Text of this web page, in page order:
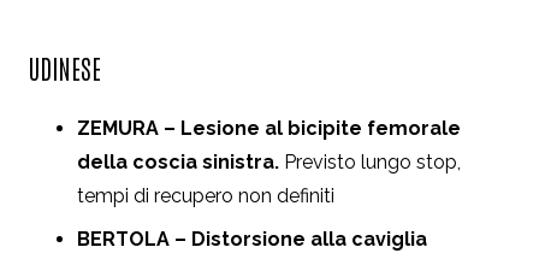
UDINESE
ZEMURA – Lesione al bicipite femorale
della coscia sinistra. Previsto lungo stop,
tempi di recupero non definiti
BERTOLA – Distorsione alla caviglia